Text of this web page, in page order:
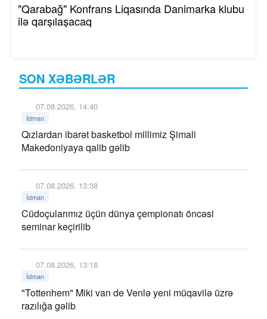
SON XƏBƏRLƏR
07.08.2026, 14:40
İdman
Qızlardan ibarət basketbol millimiz Şimali
Makedoniyaya qalib gəlib
07.08.2026, 13:38
İdman
Cüdoçularımız üçün dünya çempionatı öncəsi
seminar keçirilib
07.08.2026, 13:18
İdman
"Tottenhem" Miki van de Venlə yeni müqavilə üzrə
razılığa gəlib
"Qarabağ" Konfrans Liqasında Danimarka klubu
ilə qarşılaşacaq